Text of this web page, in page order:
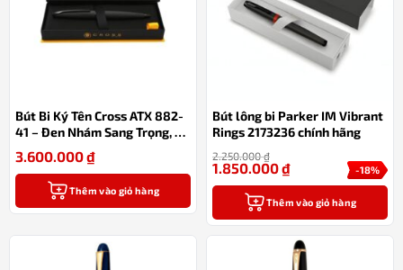
Bút Bi Ký Tên Cross ATX 882-
41 – Đen Nhám Sang Trọng, Cơ
Chế Xoay 2 Chiều, Ngòi Bi Khô
Kèm Hộp Quà Cao Cấp
3.600.000₫
Thêm vào giỏ hàng
Bút lông bi Parker IM Vibrant
Rings 2173236 chính hãng
2.250.000₫
-18%
1.850.000₫
Thêm vào giỏ hàng